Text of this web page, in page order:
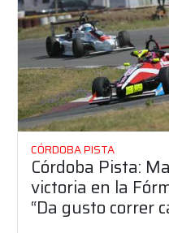
CÓRDOBA PISTA
Córdoba Pista:
victoria en la
“Da gusto correr